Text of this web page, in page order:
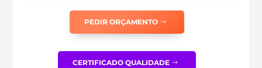
PEDIR ORÇAMENTO
CERTIFICADO QUALIDADE